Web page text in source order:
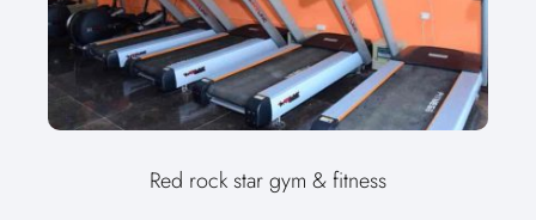
Red rock star gym & fitness